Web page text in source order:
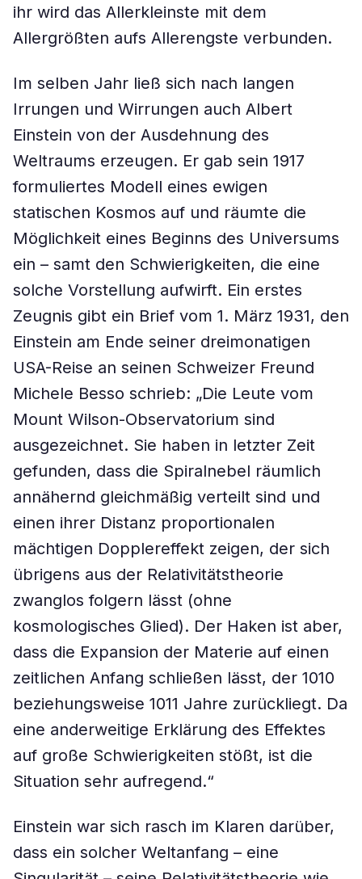
ihr wird das Allerkleinste mit dem
Allergrößten aufs Allerengste verbunden.
Im selben Jahr ließ sich nach langen
Irrungen und Wirrungen auch Albert
Einstein von der Ausdehnung des
Weltraums erzeugen. Er gab sein 1917
formuliertes Modell eines ewigen
statischen Kosmos auf und räumte die
Möglichkeit eines Beginns des Universums
ein – samt den Schwierigkeiten, die eine
solche Vorstellung aufwirft. Ein erstes
Zeugnis gibt ein Brief vom 1. März 1931, den
Einstein am Ende seiner dreimonatigen
USA-Reise an seinen Schweizer Freund
Michele Besso schrieb: „Die Leute vom
Mount Wilson-Observatorium sind
ausgezeichnet. Sie haben in letzter Zeit
gefunden, dass die Spiralnebel räumlich
annähernd gleichmäßig verteilt sind und
einen ihrer Distanz proportionalen
mächtigen Dopplereffekt zeigen, der sich
übrigens aus der Relativitätstheorie
zwanglos folgern lässt (ohne
kosmologisches Glied). Der Haken ist aber,
dass die Expansion der Materie auf einen
zeitlichen Anfang schließen lässt, der 1010
beziehungsweise 1011 Jahre zurückliegt. Da
eine anderweitige Erklärung des Effektes
auf große Schwierigkeiten stößt, ist die
Situation sehr aufregend.“
Einstein war sich rasch im Klaren darüber,
dass ein solcher Weltanfang – eine